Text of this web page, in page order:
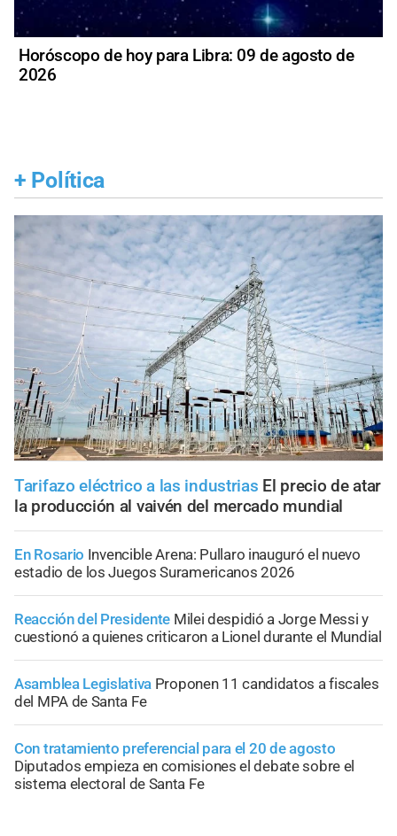
Horóscopo de hoy para Libra: 09 de agosto de
2026
+ Política
Tarifazo eléctrico a las industrias El precio de atar
la producción al vaivén del mercado mundial
En Rosario Invencible Arena: Pullaro inauguró el nuevo
estadio de los Juegos Suramericanos 2026
Reacción del Presidente Milei despidió a Jorge Messi y
cuestionó a quienes criticaron a Lionel durante el Mundial
Asamblea Legislativa Proponen 11 candidatos a fiscales
del MPA de Santa Fe
Con tratamiento preferencial para el 20 de agosto
Diputados empieza en comisiones el debate sobre el
sistema electoral de Santa Fe